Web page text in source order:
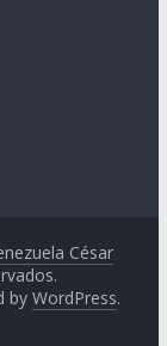
César
byWordPress.